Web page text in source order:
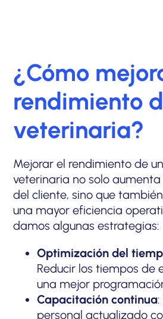
¿Cómo
rendimiento
veterinaria?
Mejorar el rendimiento de
veterinaria no solo
del cliente, sino que
una mayor eficiencia
damos algunas estrategias:
Optimización del
Reducir los tiempos de
una mejor
Capacitación continua
personal actualizado